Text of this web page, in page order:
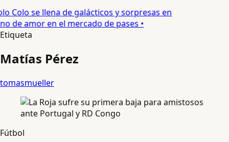
Colo se llena de galácticos y sorpresas en
de amor en el mercado de pases •
Etiqueta
Matías Pérez
tomasmueller
Fútbol